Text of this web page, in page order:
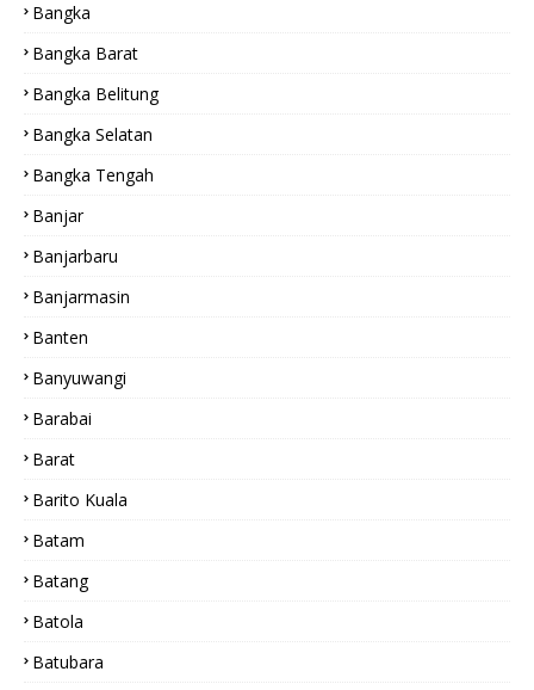
Bangka
Bangka Barat
Bangka Belitung
Bangka Selatan
Bangka Tengah
Banjar
Banjarbaru
Banjarmasin
Banten
Banyuwangi
Barabai
Barat
Barito Kuala
Batam
Batang
Batola
Batubara